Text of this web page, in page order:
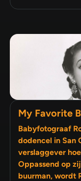
My Favorite
Babyfotograaf
dodencel in San
verslaggever
Oppassend op
buurman, wordt Ronnie